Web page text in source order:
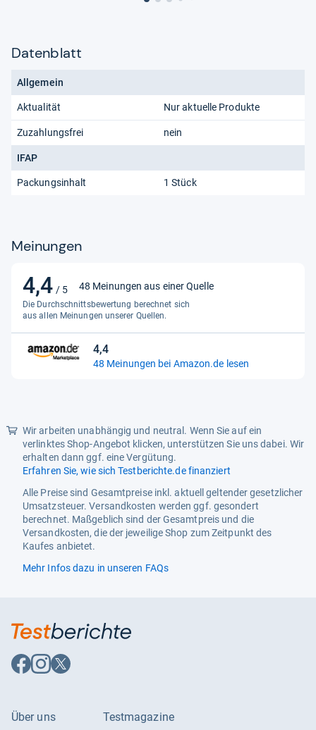
Datenblatt
Allgemein
Aktualität Nur aktuelle Produkte
Zuzahlungsfrei nein
IFAP
Packungsinhalt 1 Stück
Meinungen
4,4 / 5
4,4
von
5
Sternen
48 Meinungen aus einer Quelle
Die Durchschnittsbewertung berechnet sich
aus allen Meinungen unserer Quellen.
4,4
4,4
von
48 Meinungen bei Amazon.de lesen
Wir arbeiten unabhängig und neutral. Wenn Sie auf ein
verlinktes Shop-Angebot klicken, unterstützen Sie uns dabei. Wir
erhalten dann ggf. eine Vergütung.
Erfahren Sie, wie sich Testberichte.de finanziert
Alle Preise sind Gesamtpreise inkl. aktuell geltender gesetzlicher
Umsatzsteuer. Versandkosten werden ggf. gesondert
berechnet. Maßgeblich sind der Gesamtpreis und die
Versandkosten, die der jeweilige Shop zum Zeitpunkt des
Kaufes anbietet.
Mehr Infos dazu in unseren FAQs
Auf
Facebook
Auf
Instagram
Auf
X
Über uns Testmagazine